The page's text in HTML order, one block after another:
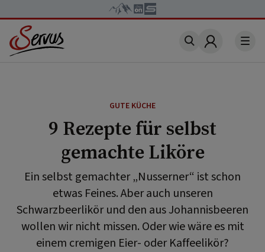
Account
GUTE KÜCHE
9 Rezepte für selbst
gemachte Liköre
Ein selbst gemachter „Nusserner“ ist schon
etwas Feines. Aber auch unseren
Schwarzbeerlikör und den aus Johannisbeeren
wollen wir nicht missen. Oder wie wäre es mit
einem cremigen Eier- oder Kaffeelikör?